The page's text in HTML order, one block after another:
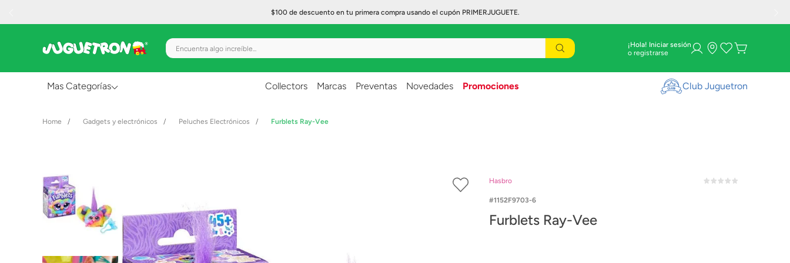
$100 de descuento en tu primera compra usando el cupón PRIMERJUGUETE.
Encuentra algo increíble... ¡Hola! Iniciar sesión
Mas Categorías
Creatividad y Arte
Figuras de Acción
Gadgets y Electrónicos
Juegos de Mesa
Collectors Marcas Preventas Novedades Promociones Club Juguetron
Gadgets y electrónicos Peluches Electrónicos Furblets Ray-Vee
Hasbro
1152F9703-6
Furblets Ray-Vee